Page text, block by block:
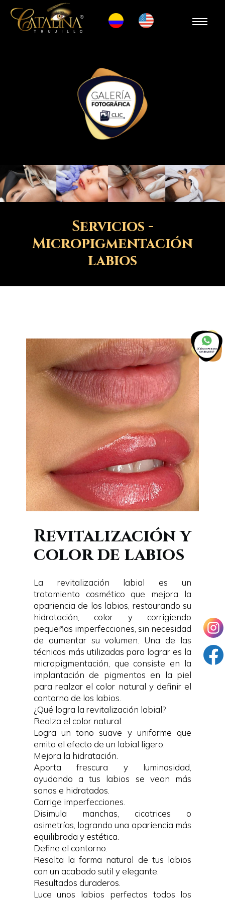
Servicios -
Micropigmentación
labios
Revitalización y
color de labios
La revitalización labial es un
tratamiento cosmético que mejora la
apariencia de los labios, restaurando su
hidratación, color y corrigiendo
pequeñas imperfecciones, sin necesidad
de aumentar su volumen. Una de las
técnicas más utilizadas para lograr es la
micropigmentación, que consiste en la
implantación de pigmentos en la piel
para realzar el color natural y definir el
contorno de los labios.
¿Qué logra la revitalización labial?
Realza el color natural.
Logra un tono suave y uniforme que
emita el efecto de un labial ligero.
Mejora la hidratación.
Aporta frescura y luminosidad,
ayudando a tus labios se vean más
sanos e hidratados.
Corrige imperfecciones.
Disimula manchas, cicatrices o
asimetrías, logrando una apariencia más
equilibrada y estética.
Define el contorno.
Resalta la forma natural de tus labios
con un acabado sutil y elegante.
Resultados duraderos.
Luce unos labios perfectos todos los